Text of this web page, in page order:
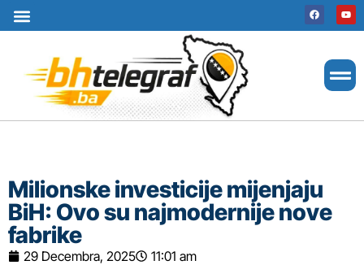
Milionske investicije mijenjaju
BiH: Ovo su najmodernije nove
fabrike
29 Decembra, 2025 11:01 am